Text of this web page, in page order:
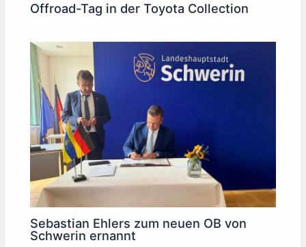
Offroad-Tag in der Toyota Collection
Sebastian Ehlers zum neuen OB von
Schwerin ernannt